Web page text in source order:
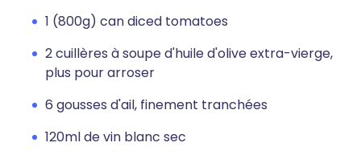
1 (800g) can diced tomatoes
2 cuillères à soupe d'huile d'olive extra-vierge,
plus pour arroser
6 gousses d'ail, finement tranchées
120ml de vin blanc sec